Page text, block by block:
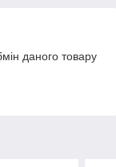
даного товару